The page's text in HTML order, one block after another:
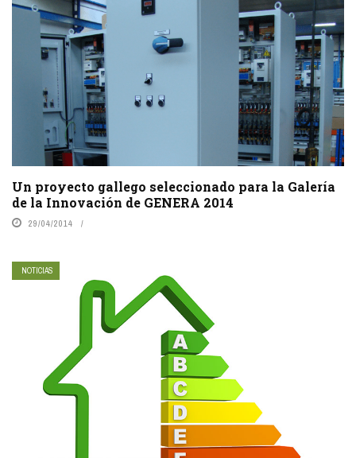
Un proyecto gallego seleccionado para la Galería
de la Innovación de GENERA 2014
29/04/2014
NOTICIAS